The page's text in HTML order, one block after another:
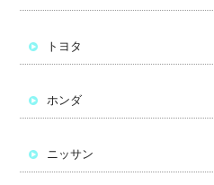
トヨタ
ホンダ
ニッサン